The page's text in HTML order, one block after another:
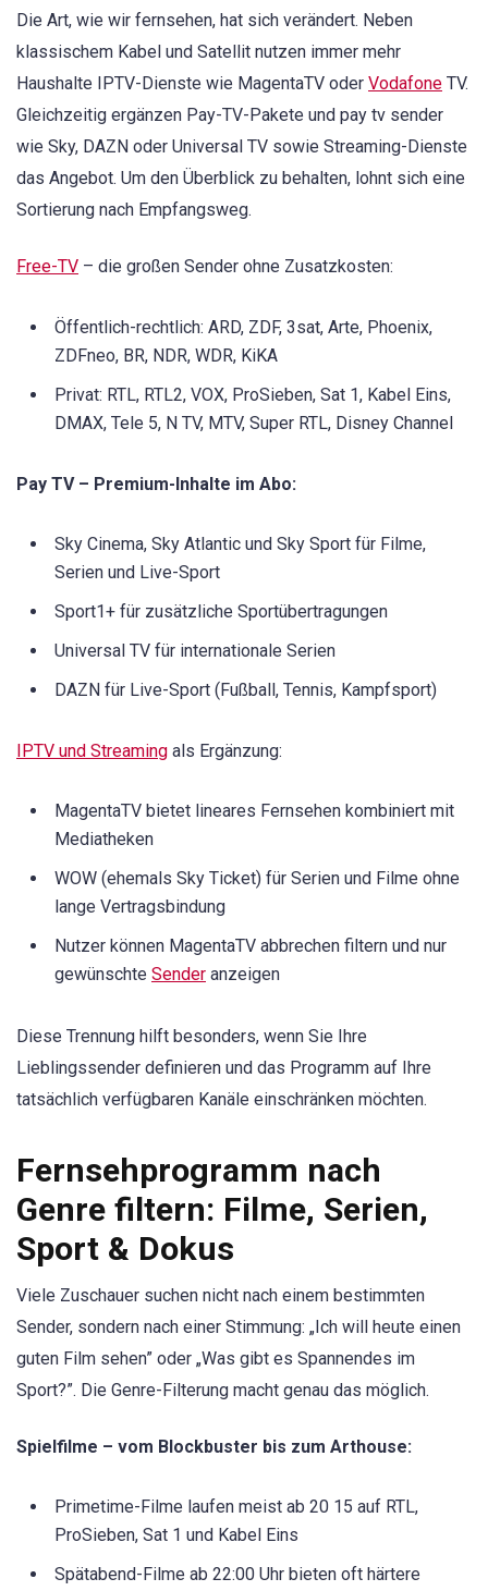
Die Art, wie wir fernsehen, hat sich verändert. Neben
klassischem Kabel und Satellit nutzen immer mehr
Haushalte IPTV-Dienste wie MagentaTV oder Vodafone TV.
Gleichzeitig ergänzen Pay-TV-Pakete und pay tv sender
wie Sky, DAZN oder Universal TV sowie Streaming-Dienste
das Angebot. Um den Überblick zu behalten, lohnt sich eine
Sortierung nach Empfangsweg.
Free-TV – die großen Sender ohne Zusatzkosten:
Öffentlich-rechtlich: ARD, ZDF, 3sat, Arte, Phoenix,
ZDFneo, BR, NDR, WDR, KiKA
Privat: RTL, RTL2, VOX, ProSieben, Sat 1, Kabel Eins,
DMAX, Tele 5, N TV, MTV, Super RTL, Disney Channel
Pay TV – Premium-Inhalte im Abo:
Sky Cinema, Sky Atlantic und Sky Sport für Filme,
Serien und Live-Sport
Sport1+ für zusätzliche Sportübertragungen
Universal TV für internationale Serien
DAZN für Live-Sport (Fußball, Tennis, Kampfsport)
IPTV und Streaming als Ergänzung:
MagentaTV bietet lineares Fernsehen kombiniert mit
Mediatheken
WOW (ehemals Sky Ticket) für Serien und Filme ohne
lange Vertragsbindung
Nutzer können MagentaTV abbrechen filtern und nur
gewünschte Sender anzeigen
Diese Trennung hilft besonders, wenn Sie Ihre
Lieblingssender definieren und das Programm auf Ihre
tatsächlich verfügbaren Kanäle einschränken möchten.
Fernsehprogramm nach
Genre filtern: Filme, Serien,
Sport & Dokus
Viele Zuschauer suchen nicht nach einem bestimmten
Sender, sondern nach einer Stimmung: „Ich will heute einen
guten Film sehen” oder „Was gibt es Spannendes im
Sport?”. Die Genre-Filterung macht genau das möglich.
Spielfilme – vom Blockbuster bis zum Arthouse:
Primetime-Filme laufen meist ab 20 15 auf RTL,
ProSieben, Sat 1 und Kabel Eins
Spätabend-Filme ab 22:00 Uhr bieten oft härtere